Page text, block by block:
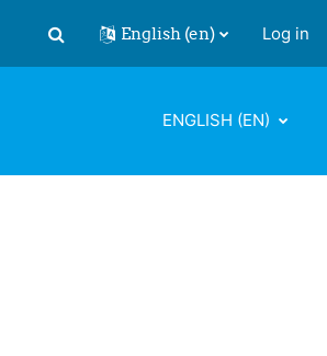
Toggle search input
English ‎(en)‎ Log in
ENGLISH ‎(EN)‎